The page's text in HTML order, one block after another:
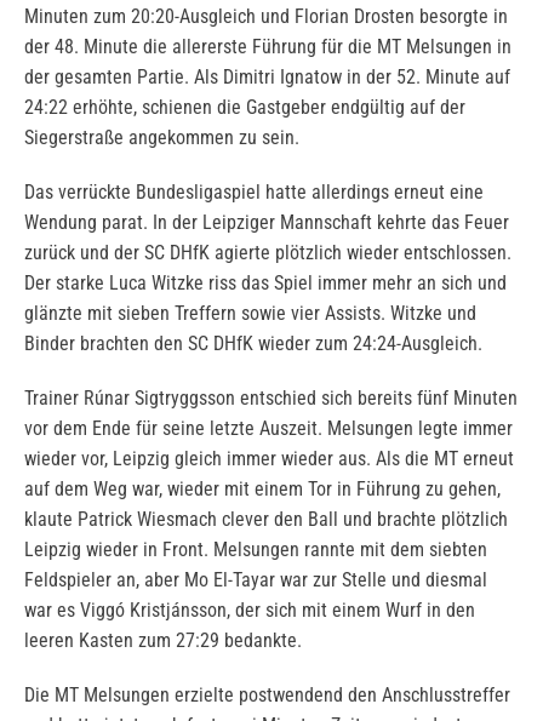
Minuten zum 20:20-Ausgleich und Florian Drosten besorgte in
der 48. Minute die allererste Führung für die MT Melsungen in
der gesamten Partie. Als Dimitri Ignatow in der 52. Minute auf
24:22 erhöhte, schienen die Gastgeber endgültig auf der
Siegerstraße angekommen zu sein.
Das verrückte Bundesligaspiel hatte allerdings erneut eine
Wendung parat. In der Leipziger Mannschaft kehrte das Feuer
zurück und der SC DHfK agierte plötzlich wieder entschlossen.
Der starke Luca Witzke riss das Spiel immer mehr an sich und
glänzte mit sieben Treffern sowie vier Assists. Witzke und
Binder brachten den SC DHfK wieder zum 24:24-Ausgleich.
Trainer Rúnar Sigtryggsson entschied sich bereits fünf Minuten
vor dem Ende für seine letzte Auszeit. Melsungen legte immer
wieder vor, Leipzig gleich immer wieder aus. Als die MT erneut
auf dem Weg war, wieder mit einem Tor in Führung zu gehen,
klaute Patrick Wiesmach clever den Ball und brachte plötzlich
Leipzig wieder in Front. Melsungen rannte mit dem siebten
Feldspieler an, aber Mo El-Tayar war zur Stelle und diesmal
war es Viggó Kristjánsson, der sich mit einem Wurf in den
leeren Kasten zum 27:29 bedankte.
Die MT Melsungen erzielte postwendend den Anschlusstreffer